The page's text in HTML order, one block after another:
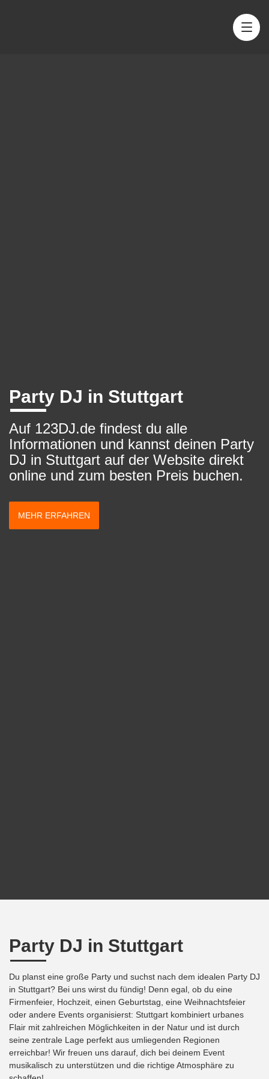
Party DJ in Stuttgart
Auf 123DJ.de findest du alle
Informationen und kannst deinen Party
DJ in Stuttgart auf der Website direkt
online und zum besten Preis buchen.
MEHR ERFAHREN
Party DJ in Stuttgart
Du planst eine große Party und suchst nach dem idealen Party DJ
in Stuttgart? Bei uns wirst du fündig! Denn egal, ob du eine
Firmenfeier, Hochzeit, einen Geburtstag, eine Weihnachtsfeier
oder andere Events organisierst: Stuttgart kombiniert urbanes
Flair mit zahlreichen Möglichkeiten in der Natur und ist durch
seine zentrale Lage perfekt aus umliegenden Regionen
erreichbar! Wir freuen uns darauf, dich bei deinem Event
musikalisch zu unterstützen und die richtige Atmosphäre zu